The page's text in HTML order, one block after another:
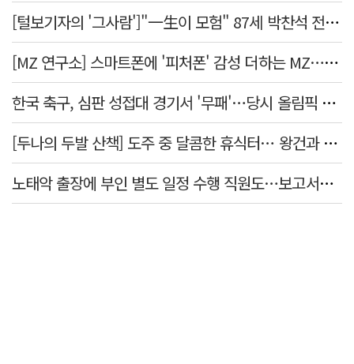
[털보기자의 '그사람']"一生이 모험" 87세 박찬석 전 경북대 총장
[MZ 연구소] 스마트폰에 '피처폰' 감성 더하는 MZ… 히퍼와 줄이어폰
한국 축구, 심판 성접대 경기서 '무패'…당시 올림픽 감독은 홍명보
[두나의 두발 산책] 도주 중 달콤한 휴식터… 왕건과 지명 산책
노태악 출장에 부인 별도 일정 수행 직원도…보고서엔 '공식일정 참석'